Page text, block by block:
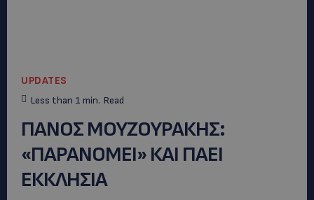
UPDATES
Less than 1 min. Read
ΠΑΝΟΣ ΜΟΥΖΟΥΡΑΚΗΣ:
«ΠΑΡΑΝΟΜΕΙ» ΚΑΙ ΠΑΕΙ
ΕΚΚΛΗΣΙΑ